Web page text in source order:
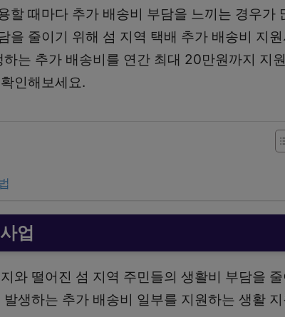
할 때마다 추가 배송비 부담을 느끼는 경우가
을 줄이기 위해 섬 지역 택배 추가 배송비 지원
는 추가 배송비를 연간 최대 20만원까지 지
인해보세요.
업
와 떨어진 섬 지역 주민들의 생활비 부담을
생하는 추가 배송비 일부를 지원하는 생활 지